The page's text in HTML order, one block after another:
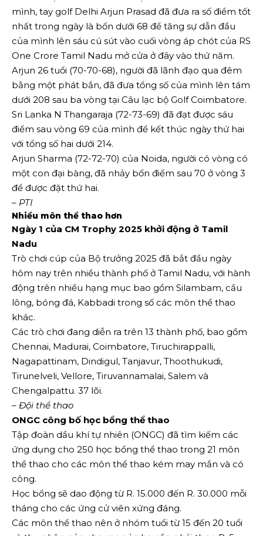
mình, tay golf Delhi Arjun Prasad đã đưa ra số điểm tốt
nhất trong ngày là bốn dưới 68 để tăng sự dẫn đầu
của mình lên sáu cú sút vào cuối vòng áp chót của RS
One Crore Tamil Nadu mở cửa ở đây vào thứ năm.
Arjun 26 tuổi (70-70-68), người đã lãnh đạo qua đêm
bằng một phát bắn, đã đưa tổng số của mình lên tám
dưới 208 sau ba vòng tại Câu lạc bộ Golf Coimbatore.
Sri Lanka N Thangaraja (72-73-69) đã đạt được sáu
điểm sau vòng 69 của mình để kết thúc ngày thứ hai
với tổng số hai dưới 214.
Arjun Sharma (72-72-70) của Noida, người có vòng có
một con đại bàng, đã nhảy bốn điểm sau 70 ở vòng 3
để được đặt thứ hai.
– PTI
Nhiều môn thể thao hơn
Ngày 1 của CM Trophy 2025 khởi động ở Tamil
Nadu
Trò chơi cúp của Bộ trưởng 2025 đã bắt đầu ngày
hôm nay trên nhiều thành phố ở Tamil Nadu, với hành
động trên nhiều hạng mục bao gồm Silambam, cầu
lông, bóng đá, Kabbadi trong số các môn thể thao
khác.
Các trò chơi đang diễn ra trên 13 thành phố, bao gồm
Chennai, Madurai, Coimbatore, Tiruchirappalli,
Nagapattinam, Dindigul, Tanjavur, Thoothukudi,
Tirunelveli, Vellore, Tiruvannamalai, Salem và
Chengalpattu. 37 lõi.
– Đội thể thao
ONGC công bố học bổng thể thao
Tập đoàn dầu khí tự nhiên (ONGC) đã tìm kiếm các
ứng dụng cho 250 học bổng thể thao trong 21 môn
thể thao cho các môn thể thao kém may mắn và có
công.
Học bổng sẽ dao động từ R. 15.000 đến R. 30.000 mỗi
tháng cho các ứng cử viên xứng đáng.
Các môn thể thao nên ở nhóm tuổi từ 15 đến 20 tuổi